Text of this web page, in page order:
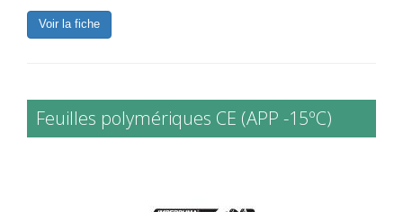
Voir la fiche
Feuilles polymériques CE (APP -15ºC)